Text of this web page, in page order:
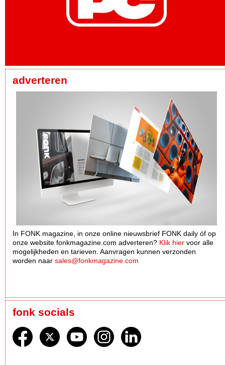
adverteren
In FONK magazine, in onze online nieuwsbrief FONK daily óf op
onze website fonkmagazine.com adverteren? Klik hier voor alle
mogelijkheden en tarieven. Aanvragen kunnen verzonden
worden naar sales@fonkmagazine.com
fonk socials